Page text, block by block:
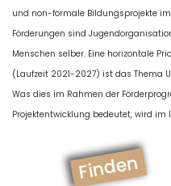
und non-formale Bildungsprojekte
Förderungen sind
Menschen selber. Eine horizontale
(Laufzeit 2021-2027) ist das Thema
Was dies im Rahmen der
Projektentwicklung bedeutet, wird im
Finden